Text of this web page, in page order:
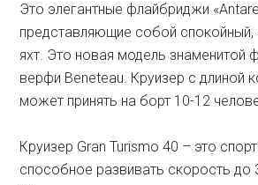
Это элегантные флайбриджи
представляющие собой спокойный,
яхт. Это новая модель знаменитой
верфи Beneteau. Круизер с длиной
может принять на борт 10-12
Круизер Gran Turismo 40 – это
способное развивать скорость до